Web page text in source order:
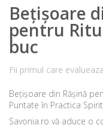
Bețișoare
pentru
buc
Fii primul care
Bețișoare din Rășină
Puritate în Practica
Savonia.ro vă aduce o